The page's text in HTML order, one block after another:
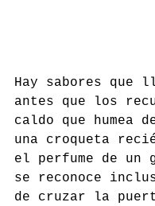
Hay sabores que
antes que los
caldo que humea
una croqueta
el perfume de un
se reconoce
de cruzar la